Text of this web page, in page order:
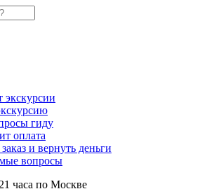
гиду
оплата
и вернуть деньги
вопросы
часа по Москве